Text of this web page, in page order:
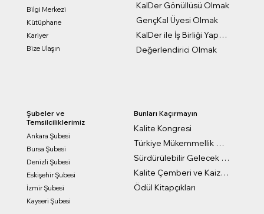
Bilgi Merkezi
Kütüphane
Kariyer
Bize Ulaşın
Bunları Kaçırmayın
Kalite Kongresi
Türkiye Mükemmellik Ödülleri
Sürdürülebilir Gelecek Ödülleri
Kalite Çemberi ve Kaizen Ödülleri
Ödül Kitapçıkları
Şubeler ve
Temsilciliklerimiz
Ankara Şubesi
Bursa Şubesi
Denizli Şubesi
Eskişehir Şubesi
İzmir Şubesi
Kayseri Şubesi
KalDer Gönüllüsü Olmak
GençKal Üyesi Olmak
KalDer ile İş Birliği Yapmak
Değerlendirici Olmak